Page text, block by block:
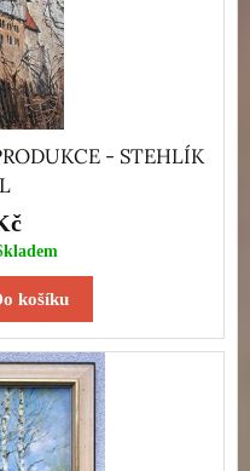
- STEHLÍK
košíku